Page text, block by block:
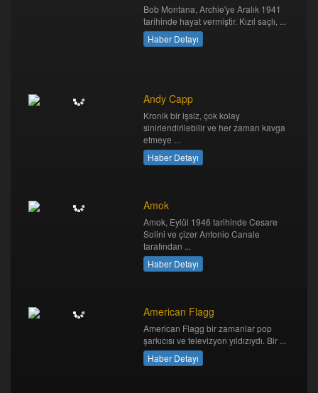
Bob Montana, Archie'ye Aralık 1941
tarihinde hayat vermiştir. Kızıl saçlı, ...
Haber Detayı
Andy Capp
Kronik bir işsiz, çok kolay
sinirlendirilebilir ve her zaman kavga
etmeye ...
Haber Detayı
Amok
Amok, Eylül 1946 tarihinde Cesare
Solini ve çizer Antonio Canale
tarafından ...
Haber Detayı
American Flagg
American Flagg bir zamanlar pop
şarkıcısı ve televizyon yıldızıydı. Bir ...
Haber Detayı